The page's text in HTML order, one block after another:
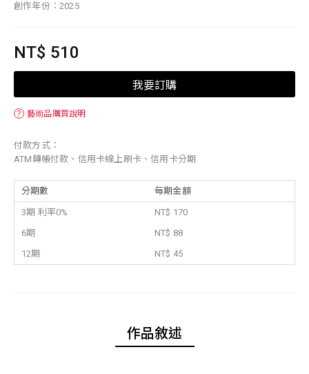
創作年份：2025
NT$ 510
我要訂購
？ 藝術品購買說明
付款方式：
ATM轉帳付款、信用卡線上刷卡、信用卡分期
分期數 每期金額
3期 利率0%
NT$ 170
6期
NT$ 88
12期
NT$ 45
作品敘述